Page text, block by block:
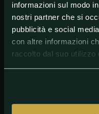
informazioni sul modo
nostri partner che si
pubblicità e social
con altre informazioni
raccolto dal suo utilizzo
Il successo di Joe
vale 1.99
Il successo di Chris
vale 1.82.
#Pronostici
#Quote